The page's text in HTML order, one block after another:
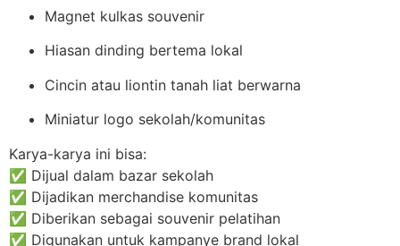
Magnet kulkas souvenir
Hiasan dinding bertema lokal
Cincin atau liontin tanah liat berwarna
Miniatur logo sekolah/komunitas
Karya-karya ini bisa:
✅ Dijual dalam bazar sekolah
✅ Dijadikan merchandise komunitas
✅ Diberikan sebagai souvenir pelatihan
✅ Digunakan untuk kampanye brand lokal